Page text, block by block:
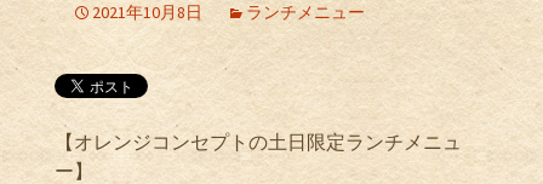
2021年10月8日 ランチメニュー
【オレンジコンセプトの土日限定ランチメニュ
ー】